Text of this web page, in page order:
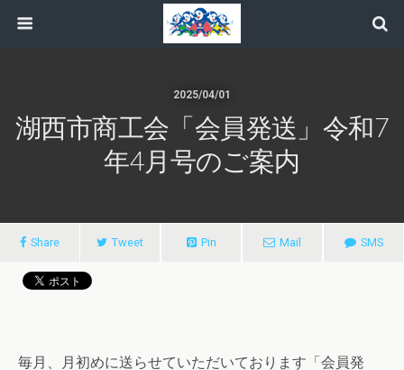
2025/04/01
湖西市商工会「会員発送」令和7
年4月号のご案内
Share Tweet Pin Mail SMS
毎月、月初めに送らせていただいております「会員発